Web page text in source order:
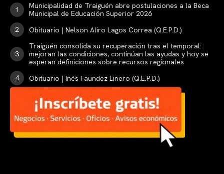
Municipalidad de Traiguén abre postulaciones a la Beca
Municipal de Educación Superior 2026
Obituario | Nelson Aliro Lagos Correa (Q.E.P.D.)
Traiguén consolida su recuperación tras el temporal:
mejoran las condiciones, continúan las ayudas y hoy se
esperan definiciones sobre recursos regionales
Obituario | Inés Faundez Linero (Q.E.P.D.)